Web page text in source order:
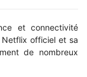
et connectivité
Netflix officiel et sa
de nombreux